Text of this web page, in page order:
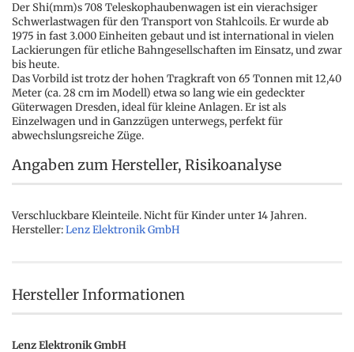
Der Shi(mm)s 708 Teleskophaubenwagen ist ein vierachsiger
Schwerlastwagen für den Transport von Stahlcoils. Er wurde ab
1975 in fast 3.000 Einheiten gebaut und ist international in vielen
Lackierungen für etliche Bahngesellschaften im Einsatz, und zwar
bis heute.
Das Vorbild ist trotz der hohen Tragkraft von 65 Tonnen mit 12,40
Meter (ca. 28 cm im Modell) etwa so lang wie ein gedeckter
Güterwagen Dresden, ideal für kleine Anlagen. Er ist als
Einzelwagen und in Ganzzügen unterwegs, perfekt für
abwechslungsreiche Züge.
Angaben zum Hersteller, Risikoanalyse
Verschluckbare Kleinteile. Nicht für Kinder unter 14 Jahren.
Hersteller:Lenz Elektronik GmbH
Hersteller Informationen
Lenz Elektronik GmbH